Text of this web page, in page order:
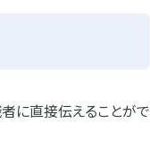
に直接伝えることがで